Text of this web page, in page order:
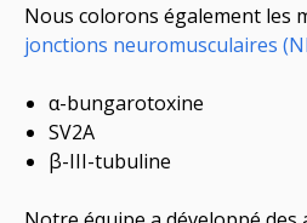
Nous colorons également les
jonctions neuromusculaires
α-bungarotoxine
SV2A
β-III-tubuline